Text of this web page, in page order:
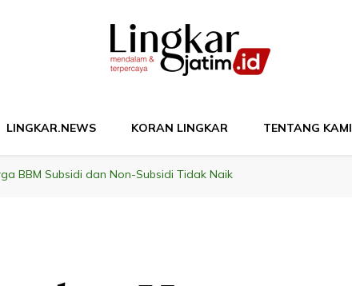
LINGKAR.NEWS KORAN LINGKAR TENTANG KAMI
BBM Subsidi dan Non-Subsidi Tidak Naik